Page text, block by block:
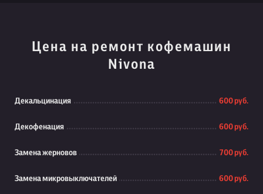
Цена на ремонт кофемашин
Nivona
Декальцинация 600 руб.
Декофенация 600 руб.
Замена жерновов 700 руб.
Замена микровыключателей 600 руб.